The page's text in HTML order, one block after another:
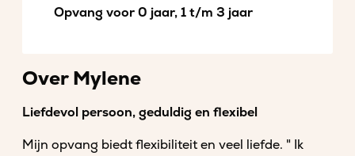
Opvang voor 0 jaar, 1 t/m 3 jaar
Over Mylene
Liefdevol persoon, geduldig en flexibel
Mijn opvang biedt flexibiliteit en veel liefde. " Ik